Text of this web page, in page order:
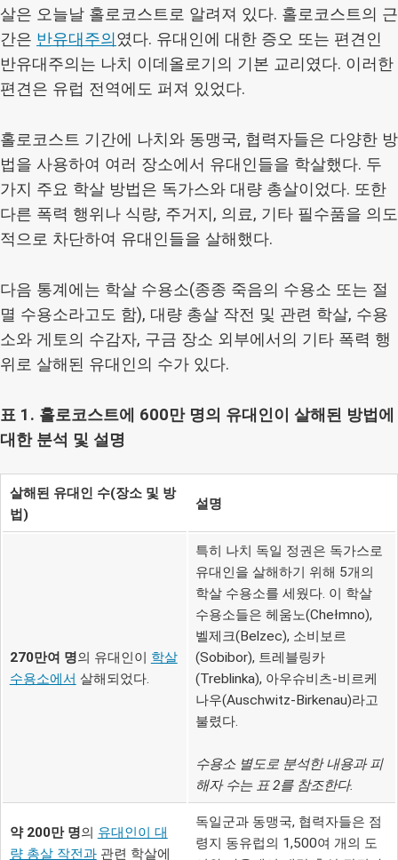
살은 오늘날 홀로코스트로 알려져 있다. 홀로코스트의 근
간은 반유대주의였다. 유대인에 대한 증오 또는 편견인
반유대주의는 나치 이데올로기의 기본 교리였다. 이러한
편견은 유럽 전역에도 퍼져 있었다.
홀로코스트 기간에 나치와 동맹국, 협력자들은 다양한 방
법을 사용하여 여러 장소에서 유대인들을 학살했다. 두
가지 주요 학살 방법은 독가스와 대량 총살이었다. 또한
다른 폭력 행위나 식량, 주거지, 의료, 기타 필수품을 의도
적으로 차단하여 유대인들을 살해했다.
다음 통계에는 학살 수용소(종종 죽음의 수용소 또는 절
멸 수용소라고도 함), 대량 총살 작전 및 관련 학살, 수용
소와 게토의 수감자, 구금 장소 외부에서의 기타 폭력 행
위로 살해된 유대인의 수가 있다.
표 1. 홀로코스트에 600만 명의 유대인이 살해된 방법에
대한 분석 및 설명
살해된 유대인 수(장소 및 방
법)
설명
270만여 명의 유대인이 학살
수용소에서 살해되었다.
특히 나치 독일 정권은 독가스로
유대인을 살해하기 위해 5개의
학살 수용소를 세웠다. 이 학살
수용소들은 헤움노(Chełmno),
벨제크(Belzec), 소비보르
(Sobibor), 트레블링카
(Treblinka), 아우슈비츠-비르케
나우(Auschwitz-Birkenau)라고
불렸다.
수용소 별도로 분석한 내용과 피
해자 수는 표 2를 참조한다.
약 200만 명의 유대인이 대
량 총살 작전과관련 학살에
독일군과 동맹국, 협력자들은 점
령지 동유럽의 1,500여 개의 도